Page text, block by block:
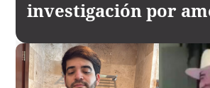
investigación por